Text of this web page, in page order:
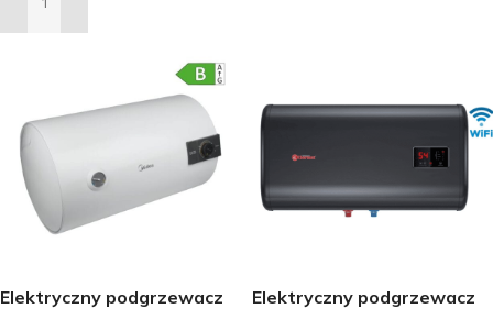
DODAJ DO KOSZYKA
Elektryczny podgrzewacz
Elektryczny podgrzewacz